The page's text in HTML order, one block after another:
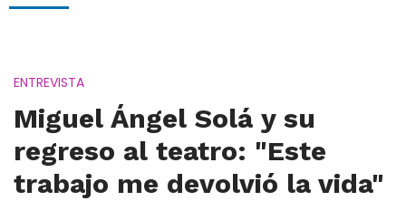
ENTREVISTA
Miguel Ángel Solá y su
regreso al teatro: "Este
trabajo me devolvió la vida"